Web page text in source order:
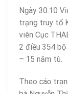
Ngày 30.10
trạng truy tố
viên Cục
2 điều 354
– 15 năm tù.
Theo cáo